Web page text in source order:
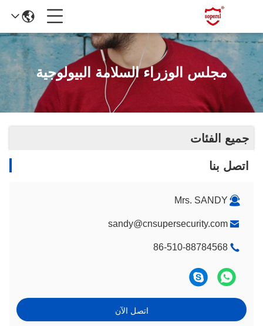
مجلس الوزراء السلامة البيولوجية
جميع الفئات
اتصل بنا
Mrs. SANDY
sandy@cnsupersecurity.com
86-510-88784568
اتصل الآن